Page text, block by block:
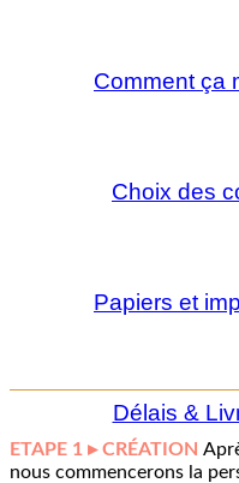
Comment ça
Choix des
Papiers et
Délais &
ETAPE 1 ▸ CRÉATION
nous commencerons la